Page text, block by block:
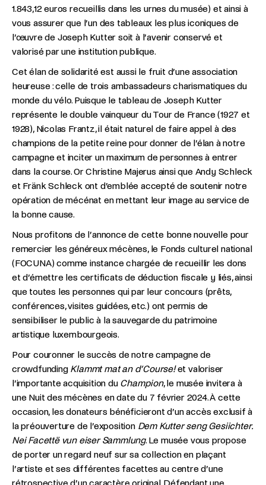
1.843,12 euros recueillis dans les urnes du musée) et ainsi à
vous assurer que l’un des tableaux les plus iconiques de
l’œuvre de Joseph Kutter soit à l’avenir conservé et
valorisé par une institution publique.
Cet élan de solidarité est aussi le fruit d’une association
heureuse : celle de trois ambassadeurs charismatiques du
monde du vélo. Puisque le tableau de Joseph Kutter
représente le double vainqueur du Tour de France (1927 et
1928), Nicolas Frantz, il était naturel de faire appel à des
champions de la petite reine pour donner de l’élan à notre
campagne et inciter un maximum de personnes à entrer
dans la course. Or Christine Majerus ainsi que Andy Schleck
et Fränk Schleck ont d’emblée accepté de soutenir notre
opération de mécénat en mettant leur image au service de
la bonne cause.
Nous profitons de l’annonce de cette bonne nouvelle pour
remercier les généreux mécènes, le Fonds culturel national
(FOCUNA) comme instance chargée de recueillir les dons
et d’émettre les certificats de déduction fiscale y liés, ainsi
que toutes les personnes qui par leur concours (prêts,
conférences, visites guidées, etc.) ont permis de
sensibiliser le public à la sauvegarde du patrimoine
artistique luxembourgeois.
Pour couronner le succès de notre campagne de
crowdfunding Klammt mat an d’Course!et valoriser
l’importante acquisition du Champion, le musée invitera à
une Nuit des mécènes en date du 7 février 2024. À cette
occasion, les donateurs bénéficieront d’un accès exclusif à
la préouverture de l’exposition Dem Kutter seng Gesiichter.
Nei Facettë vun eiser Sammlung. Le musée vous propose
de porter un regard neuf sur sa collection en plaçant
l’artiste et ses différentes facettes au centre d’une
rétrospective d’un caractère original. Défendant une